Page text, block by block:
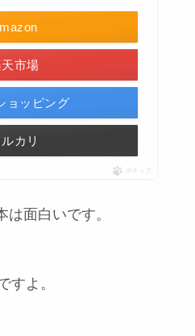
市場
ョッピング
ルカリ
ポチップ
面白いです。
すよ。